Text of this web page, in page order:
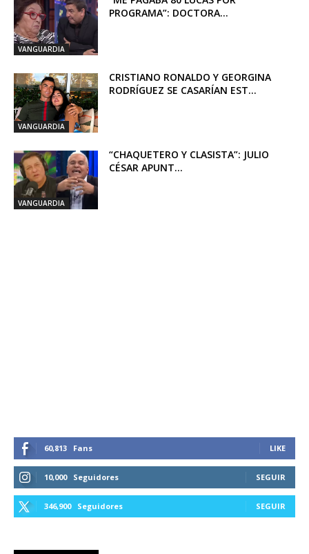
VANGUARDIA
PROGRAMA”: DOCTORA...
VANGUARDIA
CRISTIANO RONALDO Y GEORGINA
RODRÍGUEZ SE CASARÍAN EST...
VANGUARDIA
“CHAQUETERO Y CLASISTA”: JULIO
CÉSAR APUNT...
60,813 Fans LIKE
10,000 Seguidores SEGUIR
346,900 Seguidores SEGUIR